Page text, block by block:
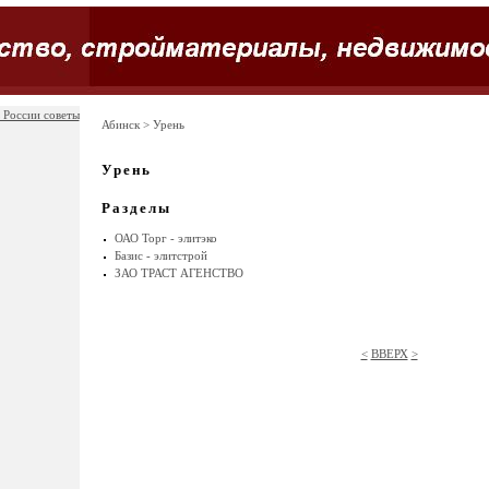
советы
Абинск> Урень
Урень
Разделы
ОАО Торг - элитэко
Базис - элитстрой
ЗАО ТРАСТ АГЕНСТВО
< ВВЕРХ >